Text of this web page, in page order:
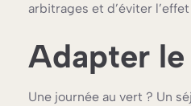
arbitrages et d’éviter
Adapter
Une journée au vert ? Un